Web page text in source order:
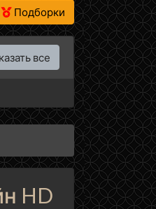
Подборки
все
HD